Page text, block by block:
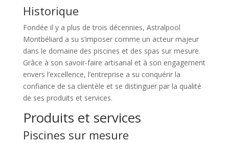
Historique
Fondée il y a plus de trois décennies, Astralpool
Montbéliard a su s’imposer comme un acteur majeur
dans le domaine des piscines et des spas sur mesure.
Grâce à son savoir-faire artisanal et à son engagement
envers l’excellence, l’entreprise a su conquérir la
confiance de sa clientèle et se distinguer par la qualité
de ses produits et services.
Produits et services
Piscines sur mesure